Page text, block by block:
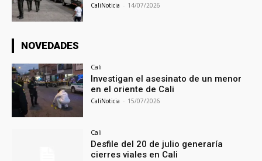
CaliNoticia - 14/07/2026
NOVEDADES
Cali
Investigan el asesinato de un menor
en el oriente de Cali
CaliNoticia - 15/07/2026
Cali
Desfile del 20 de julio generaría
cierres viales en Cali